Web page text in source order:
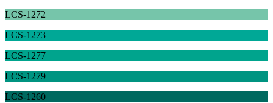
LCS-1272
LCS-1273
LCS-1277
LCS-1279
LCS-1260